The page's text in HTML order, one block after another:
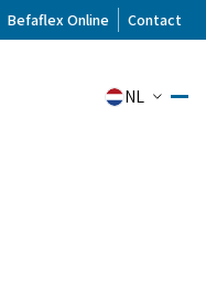
Befaflex Online Contact
NL